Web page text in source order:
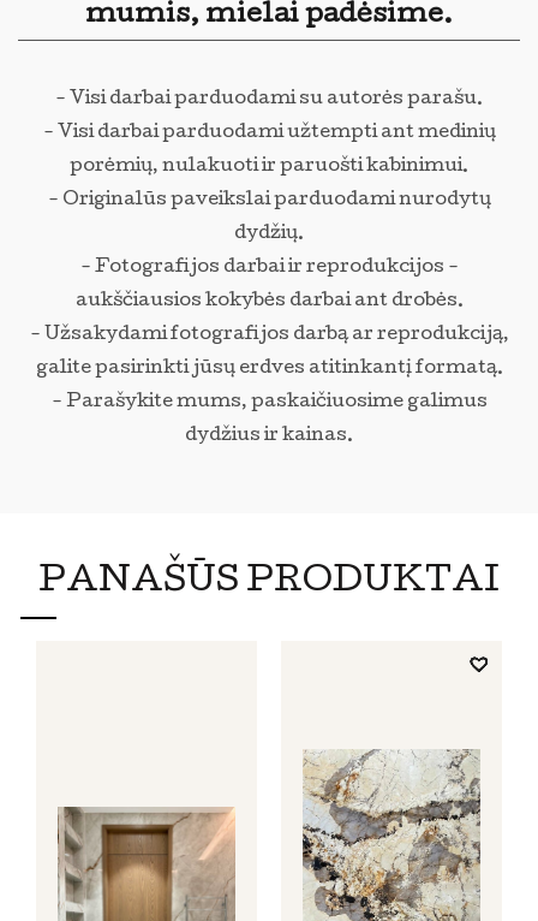
mumis, mielai padėsime.
- Visi darbai parduodami su autorės parašu.
- Visi darbai parduodami užtempti ant medinių
porėmių, nulakuoti ir paruošti kabinimui.
- Originalūs paveikslai parduodami nurodytų
dydžių.
- Fotografijos darbai ir reprodukcijos -
aukščiausios kokybės darbai ant drobės.
- Užsakydami fotografijos darbą ar reprodukciją,
galite pasirinkti jūsų erdves atitinkantį formatą.
- Parašykite mums, paskaičiuosime galimus
dydžius ir kainas.
PANAŠŪS PRODUKTAI